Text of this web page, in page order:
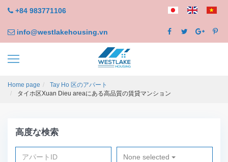
+84 983771106
info@westlakehousing.vn
Home page
Tay Ho 区のアパート
タイホ区Xuan Dieu areaにある高品質の賃貸マンション
高度な検索
None selected